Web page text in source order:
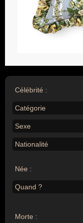
Célébrité :
Catégorie
Sexe
Nationalité
Née :
Quand ?
Morte :